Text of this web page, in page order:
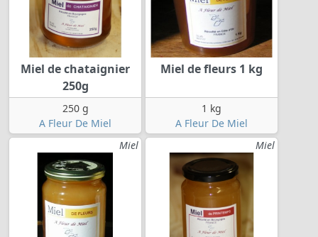
Miel de chataignier
250g
250 g
A Fleur De Miel
Miel de fleurs 1 kg
1 kg
A Fleur De Miel
Miel
Miel